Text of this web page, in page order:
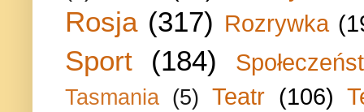
Rosja (317) Rozrywka
Sport (184)
Tasmania (5) Teatr (106)